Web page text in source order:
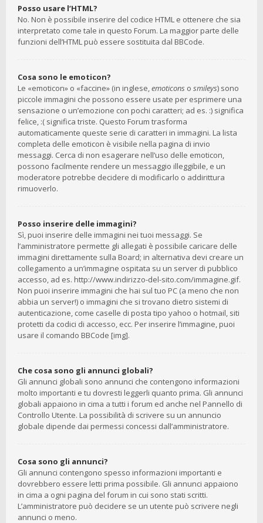
Posso usare l’HTML?
No. Non è possibile inserire del codice HTML e ottenere che sia
interpretato come tale in questo Forum. La maggior parte delle
funzioni dell’HTML può essere sostituita dal BBCode.
Cosa sono le emoticon?
Le «emoticon» o «faccine» (in inglese,emoticons o smileys) sono
piccole immagini che possono essere usate per esprimere una
sensazione o un’emozione con pochi caratteri; ad es. :) significa
felice, :( significa triste. Questo Forum trasforma
automaticamente queste serie di caratteri in immagini. La lista
completa delle emoticon è visibile nella pagina di invio
messaggi. Cerca di non esagerare nell’uso delle emoticon,
possono facilmente rendere un messaggio illeggibile, e un
moderatore potrebbe decidere di modificarlo o addirittura
rimuoverlo.
Posso inserire delle immagini?
Sì, puoi inserire delle immagini nei tuoi messaggi. Se
l’amministratore permette gli allegati è possibile caricare delle
immagini direttamente sulla Board; in alternativa devi creare un
collegamento a un’immagine ospitata su un server di pubblico
accesso, ad es. http://www.indirizzo-del-sito.com/immagine.gif.
Non puoi inserire immagini che hai sul tuo PC (a meno che non
abbia un server!) o immagini che si trovano dietro sistemi di
autenticazione, come caselle di posta tipo yahoo o hotmail, siti
protetti da codici di accesso, ecc. Per inserire l’immagine, puoi
usare il comando BBCode [img].
Che cosa sono gli annunci globali?
Gli annunci globali sono annunci che contengono informazioni
molto importanti e tu dovresti leggerli quanto prima. Gli annunci
globali appaiono in cima a tutti i forum ed anche nel Pannello di
Controllo Utente. La possibilità di scrivere su un annuncio
globale dipende dai permessi concessi dall’amministratore.
Cosa sono gli annunci?
Gli annunci contengono spesso informazioni importanti e
dovrebbero essere letti prima possibile. Gli annunci appaiono
in cima a ogni pagina del forum in cui sono stati scritti.
L’amministratore può decidere se un utente può scrivere negli
annunci o meno.